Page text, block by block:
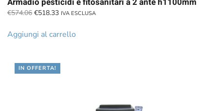
€574.06 Il
originale
€518.33Il
attuale
IVA ESCLUSA
Aggiungi al carrello
IN OFFERTA!